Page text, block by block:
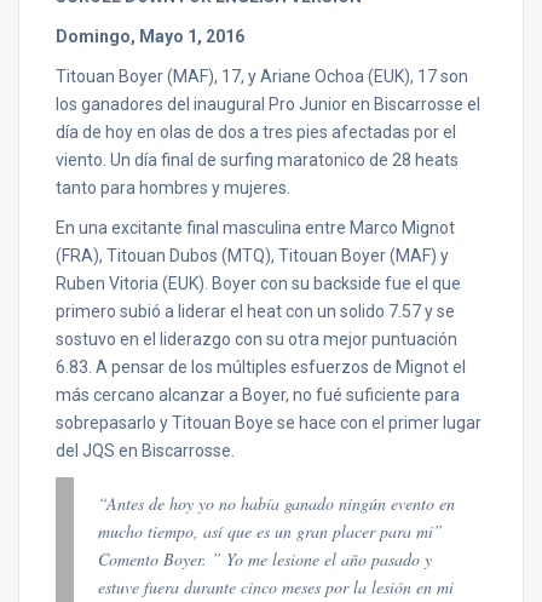
Domingo, Mayo 1, 2016
Titouan Boyer (MAF), 17, y Ariane Ochoa (EUK), 17 son
los ganadores del inaugural Pro Junior en Biscarrosse el
día de hoy en olas de dos a tres pies afectadas por el
viento. Un día final de surfing maratonico de 28 heats
tanto para hombres y mujeres.
En una excitante final masculina entre Marco Mignot
(FRA), Titouan Dubos (MTQ), Titouan Boyer (MAF) y
Ruben Vitoria (EUK). Boyer con su backside fue el que
primero subió a liderar el heat con un solido 7.57 y se
sostuvo en el liderazgo con su otra mejor puntuación
6.83. A pensar de los múltiples esfuerzos de Mignot el
más cercano alcanzar a Boyer, no fué suficiente para
sobrepasarlo y Titouan Boye se hace con el primer lugar
del JQS en Biscarrosse.
“Antes de hoy yo no había ganado ningún evento en
mucho tiempo, así que es un gran placer para mi”
Comento Boyer. ” Yo me lesione el año pasado y
estuve fuera durante cinco meses por la lesión en mi